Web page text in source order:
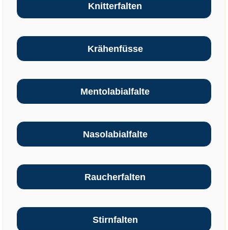
Knitterfalten
Krähenfüsse
Mentolabialfalte
Nasolabialfalte
Raucherfalten
Stirnfalten